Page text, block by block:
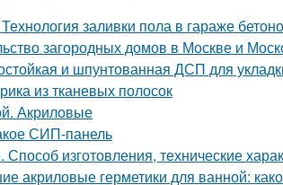
заливки пола в гараже
загородных домов в Москве и
и шпунтованная ДСП для
из тканевых полосок
Акриловые
СИП-панель
изготовления, технические
акриловые герметики для ванной: